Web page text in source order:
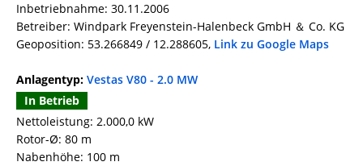
Inbetriebnahme: 30.11.2006
Betreiber: Windpark Freyenstein-Halenbeck GmbH ＆ Co. KG
Geoposition: 53.266849 / 12.288605, Link zu Google Maps
Anlagentyp: Vestas V80 - 2.0 MW
In Betrieb
Nettoleistung: 2.000,0 kW
Rotor-Ø: 80 m
Nabenhöhe: 100 m